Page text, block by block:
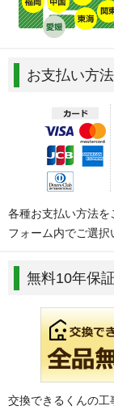
お支払い方
各種お支払い方法
フォーム内でご選択
無料10年保
交換できるくんの